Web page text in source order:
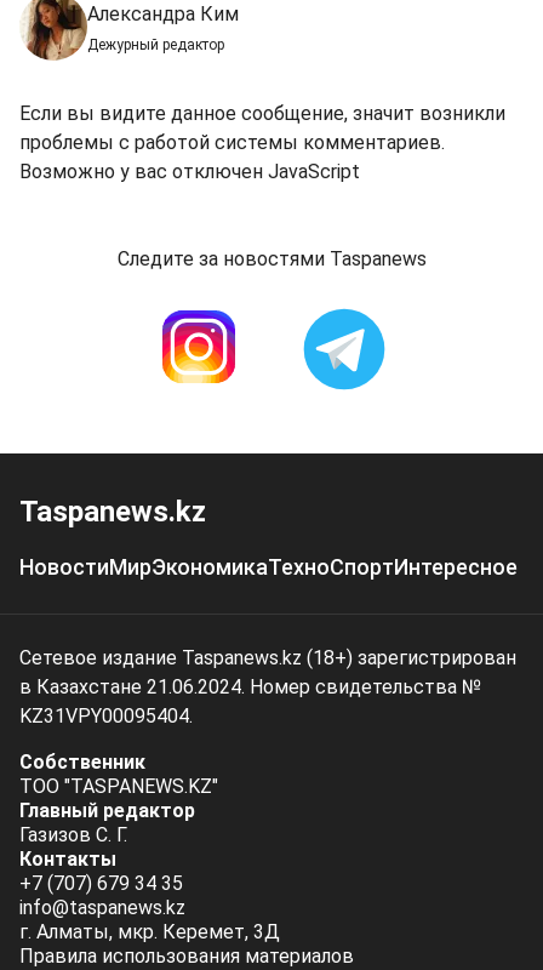
Александра Ким
Дежурный редактор
Если вы видите данное сообщение, значит возникли
проблемы с работой системы комментариев.
Возможно у вас отключен JavaScript
Следите за новостями Taspanews
Taspanews.kz
НовостиМирЭкономикаТехноСпортИнтересное
Сетевое издание Taspanews.kz (18+) зарегистрирован
в Казахстане 21.06.2024. Номер свидетельства №
KZ31VPY00095404.
Собственник
ТОО "TASPANEWS.KZ"
Главный редактор
Газизов С. Г.
Контакты
+7 (707) 679 34 35
info@taspanews.kz
г. Алматы, мкр. Керемет, 3Д
Правила использования материалов